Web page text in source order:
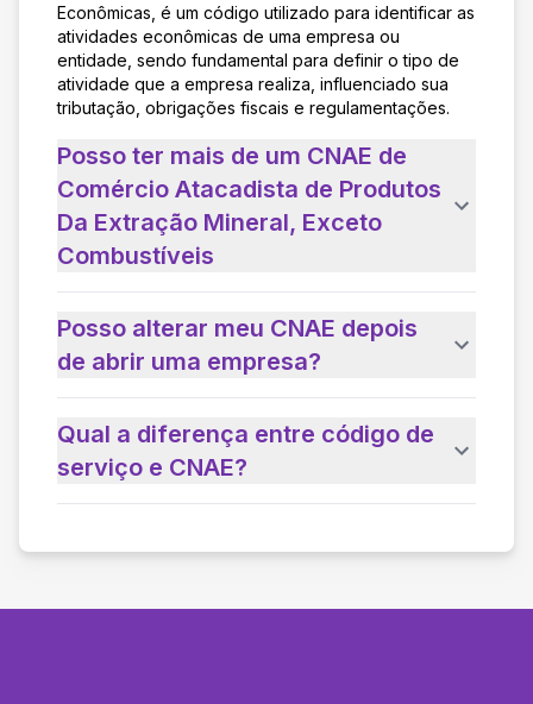
Econômicas, é um código utilizado para identificar as
atividades econômicas de uma empresa ou
entidade, sendo fundamental para definir o tipo de
atividade que a empresa realiza, influenciado sua
tributação, obrigações fiscais e regulamentações.
Posso ter mais de um CNAE de
Comércio Atacadista de Produtos
Da Extração Mineral, Exceto
Combustíveis
Posso alterar meu CNAE depois
de abrir uma empresa?
Qual a diferença entre código de
serviço e CNAE?